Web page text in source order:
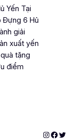
Yến Tại
Đựng 6 Hủ
giải
xuất yến
tặng
điểm
Instagram
Twitter